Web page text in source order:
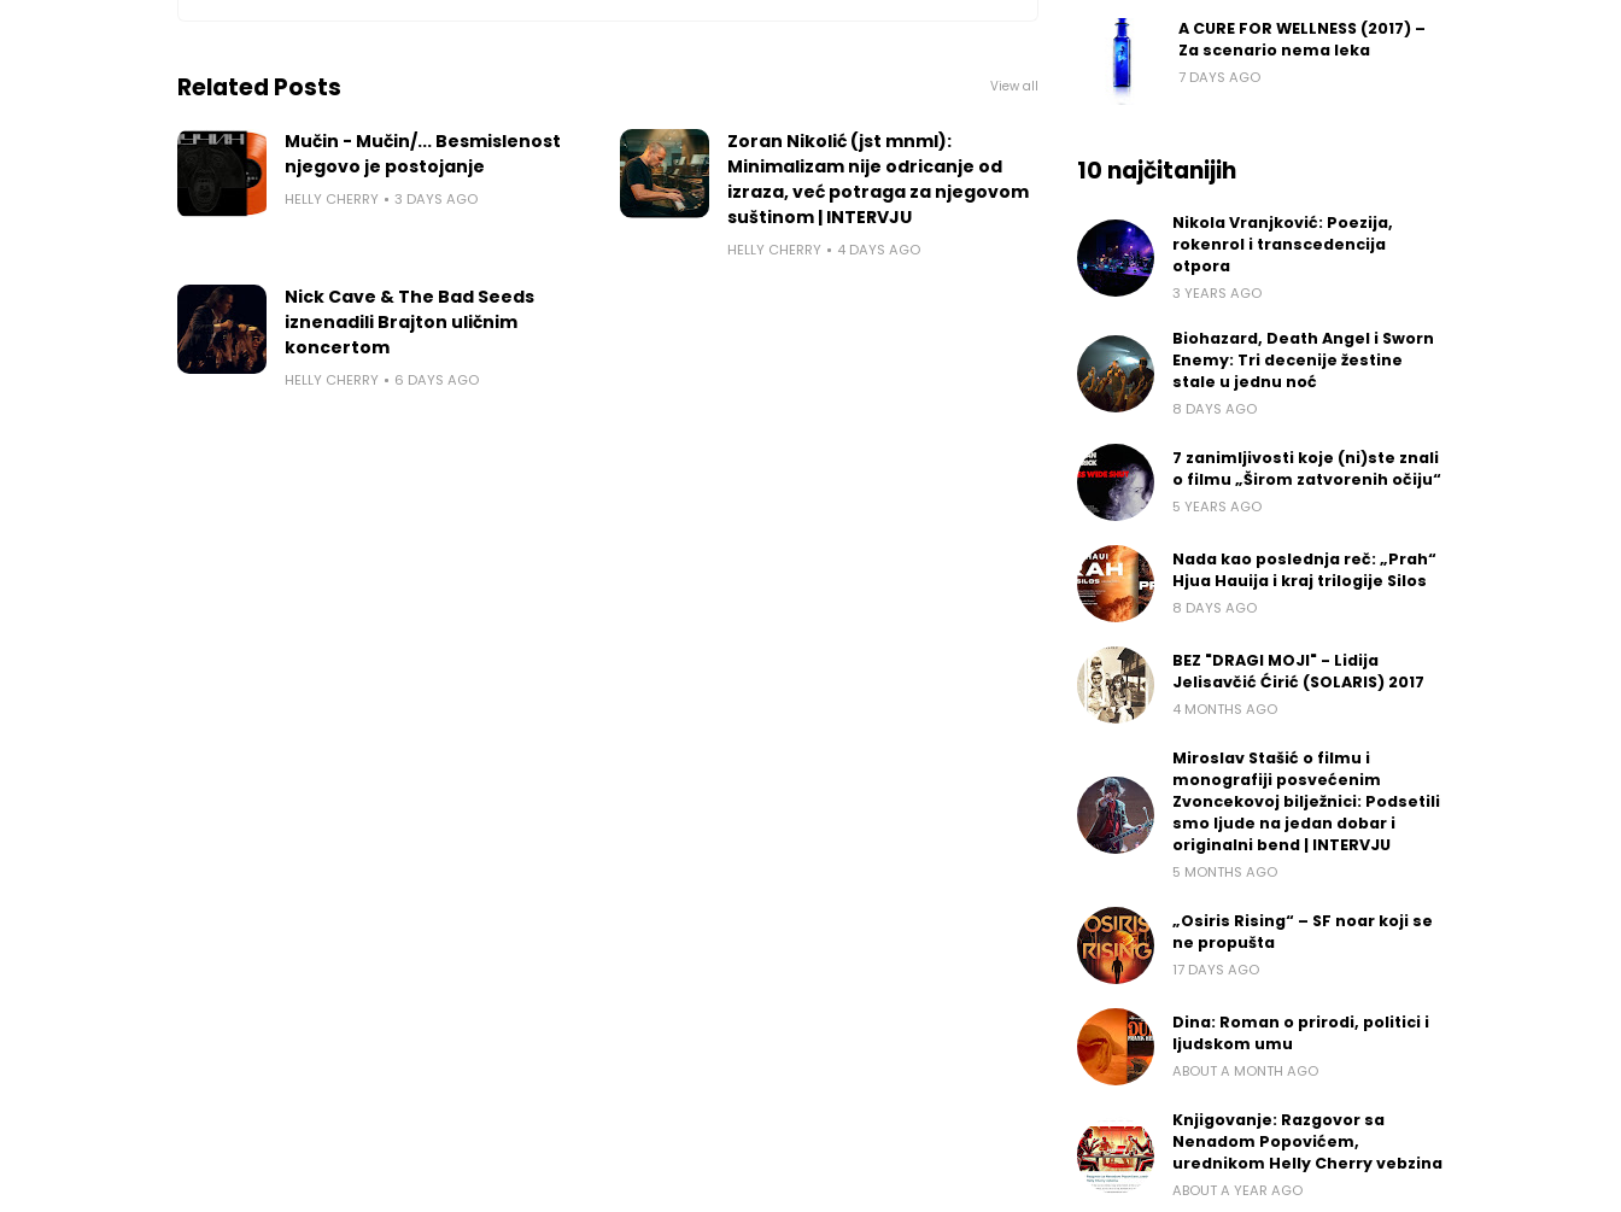
Related Posts View all
Mučin - Mučin/... Besmislenost
njegovo je postojanje
HELLY CHERRY 3 DAYS AGO
Zoran Nikolić (jst mnml):
Minimalizam nije odricanje od
izraza, već potraga za njegovom
suštinom | INTERVJU
HELLY CHERRY 4 DAYS AGO
Nick Cave & The Bad Seeds
iznenadili Brajton uličnim
koncertom
HELLY CHERRY 6 DAYS AGO
A CURE FOR WELLNESS (2017) –
Za scenario nema leka
7 DAYS AGO
10 najčitanijih
Nikola Vranjković: Poezija,
rokenrol i transcedencija
otpora
3 YEARS AGO
Biohazard, Death Angel i Sworn
Enemy: Tri decenije žestine
stale u jednu noć
8 DAYS AGO
7 zanimljivosti koje (ni)ste znali
o filmu „Širom zatvorenih očiju“
5 YEARS AGO
Nada kao poslednja reč: „Prah“
Hjua Hauija i kraj trilogije Silos
8 DAYS AGO
BEZ "DRAGI MOJI" - Lidija
Jelisavčić Ćirić (SOLARIS) 2017
4 MONTHS AGO
Miroslav Stašić o filmu i
monografiji posvećenim
Zvoncekovoj bilježnici: Podsetili
smo ljude na jedan dobar i
originalni bend | INTERVJU
5 MONTHS AGO
„Osiris Rising“ – SF noar koji se
ne propušta
17 DAYS AGO
Dina: Roman o prirodi, politici i
ljudskom umu
ABOUT A MONTH AGO
Knjigovanje: Razgovor sa
Nenadom Popovićem,
urednikom Helly Cherry vebzina
ABOUT A YEAR AGO